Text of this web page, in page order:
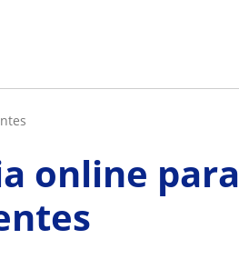
online para